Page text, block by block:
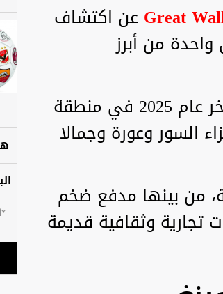
Greatعن اكتشاف
واحدة من أبرز
وجاءت الاكتشافات خلال بعثة أثرية بدأت أواخر عام 2025 في منطقة
السور وعورة وجمالا
من بينها مدفع ضخم
تجارية وثقافية قديمة